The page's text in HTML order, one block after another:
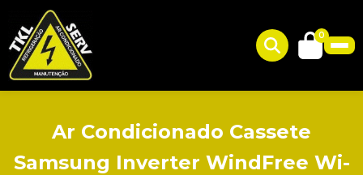
0
Ar Condicionado Cassete
Samsung Inverter WindFree Wi-